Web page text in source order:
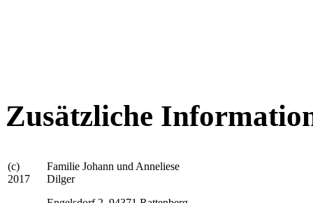
Zusätzliche
(c)
2017
Familie Johann und Anneliese
Dilger